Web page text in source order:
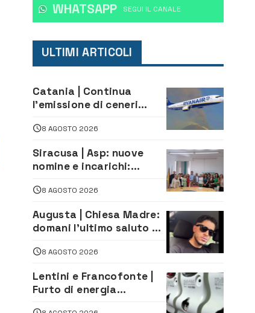
WHATSAPP ‎SEGUI IL CANALE
ULTIMI ARTICOLI
Catania | Continua
l’emissione di ceneri
attività all’aeroporto di
Fontanarossa
8 AGOSTO 2026
Siracusa | Asp: nuove
nomine e incarichi:
di Sanità pubblica,
Matteliano al Servizio
Legale
8 AGOSTO 2026
Augusta | Chiesa Madre:
domani l’ultimo saluto ad
morto in un incidente
8 AGOSTO 2026
Lentini e Francofonte |
Furto di energia